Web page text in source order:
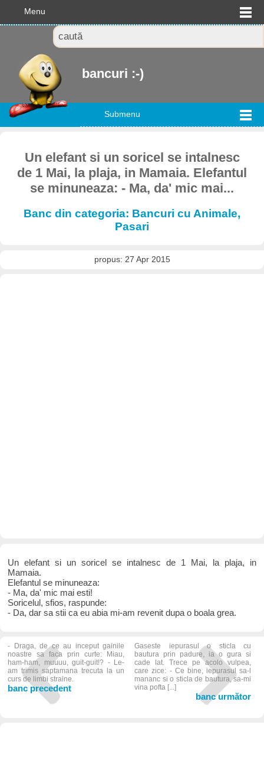
Menu
bancuri :-)
Submenu
Un elefant si un soricel se intalnesc
de 1 Mai, la plaja, in Mamaia. Elefantul
se minuneaza: - Ma, da' mic mai...
Banc din categoria: Bancuri cu Animale,
Pasari
propus: 27 Apr 2015
Un elefant si un soricel se intalnesc de 1 Mai, la plaja, in
Mamaia.
Elefantul se minuneaza:
- Ma, da' mic mai esti!
Soricelul, sfios, raspunde:
- Da, dar sa stii ca eu abia mi-am revenit dupa o boala grea.
- Draga, de ce au inceput gainile
noastre sa faca prin curte: Miau,
ham-ham, muuuu, guit-guit!? - Le-
am trimis saptamana trecuta la un
curs de limbi straine.
banc precedent
Gaseste iepurasul o sticla cu
bautura prin padure, ia o gura si
cade lat. Trece pe acolo vulpea,
care zice: - Ce bine, iepurasul sa-l
mananc si o sticla de bautura, sa-mi
vina pofta [...]
banc următor